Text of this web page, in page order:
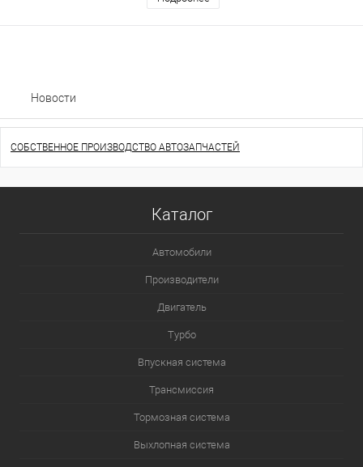
Новости
СОБСТВЕННОЕ ПРОИЗВОДСТВО АВТОЗАПЧАСТЕЙ
Каталог
Автомобили
Производители
Двигатель
Турбо
Впускная система
Трансмиссия
Тормозная система
Выхлопная система